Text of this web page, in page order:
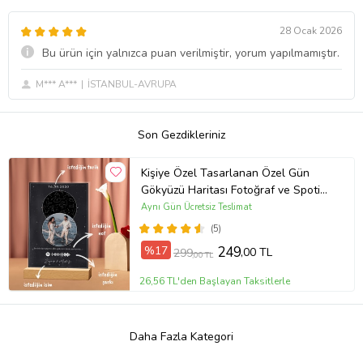
28 Ocak 2026
Bu ürün için yalnızca puan verilmiştir, yorum yapılmamıştır.
M*** A*** İSTANBUL-AVRUPA
Son Gezdikleriniz
Kişiye Özel Tasarlanan Özel Gün
Gökyüzü Haritası Fotoğraf ve Spotify
Barkodlu Masaüstü Fotoğraf
Çerçevesi
(5)
Aynı Gün Ücretsiz Teslimat
%17 299,00 TL 249,00 TL
26,56 TL'den Başlayan Taksitlerle
Daha Fazla Kategori